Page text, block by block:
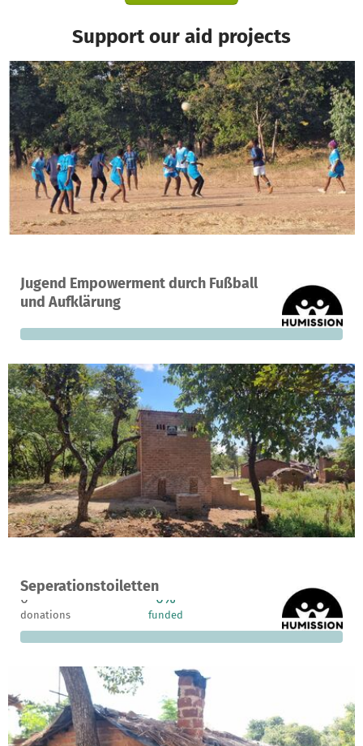
Support our aid projects
Jugend Empowerment durch Fußball
und Aufklärung
A project in Benga, Malawi
0 €1,550
still needed
Seperationstoiletten
A project in Benga, Malawi
0
donations
0%
funded
€10,000
still needed